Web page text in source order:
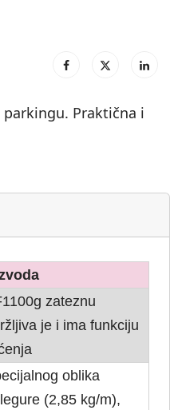
Praktična i
zateznu
je i ima funkciju
oblika
(2,85 kg/m),